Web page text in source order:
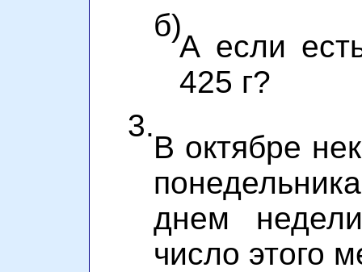
б)
А если
425 г?
3.
В октябре
днем
число этого